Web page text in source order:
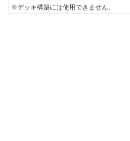
※デッキ構築には使用できません。